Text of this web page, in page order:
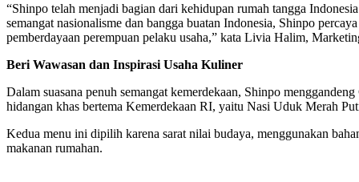
“Shinpo telah menjadi bagian dari kehidupan rumah tangga
semangat nasionalisme dan bangga buatan Indonesia, Shinpo
pemberdayaan perempuan pelaku usaha,” kata Livia Halim,
Beri Wawasan dan Inspirasi Usaha Kuliner
Dalam suasana penuh semangat kemerdekaan, Shinpo
hidangan khas bertema Kemerdekaan RI, yaitu Nasi Uduk Merah
Kedua menu ini dipilih karena sarat nilai budaya, menggunakan
makanan rumahan.